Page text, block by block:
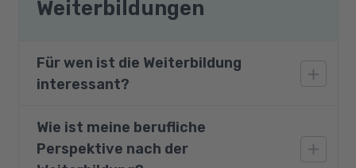
Weiterbildungen
Für wen ist die Weiterbildung
interessant?
Das Modul richtet sich an Fach- und
Führungskräfte aus Organisationen, die aktiv
Wie ist meine berufliche
Perspektive nach der